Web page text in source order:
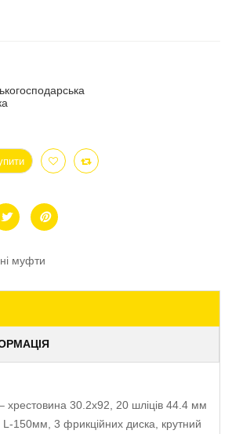
муфти
хрестовина 30.2х92, 20 шліців 44.4 мм
150мм, 3 фрикційних диска, крутний